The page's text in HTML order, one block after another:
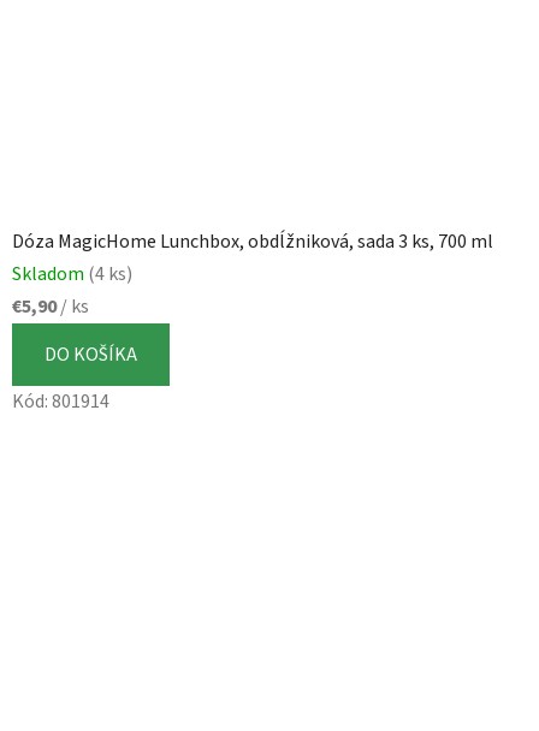
Dóza MagicHome Lunchbox, obdĺžniková, sada 3 ks, 700 ml
Skladom (4 ks)
€5,90/ ks
DO KOŠÍKA
Kód:801914